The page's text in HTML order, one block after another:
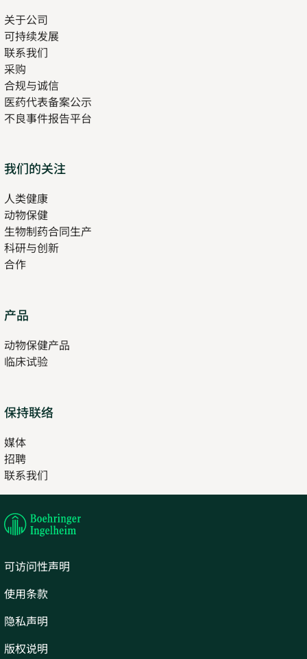
关于公司
可持续发展
联系我们
采购
合规与诚信
医药代表备案公示
不良事件报告平台
我们的关注
人类健康
new
tab
动物保健
生物制药合同生产
科研与创新
合作
产品
new
tab
动物保健产品
临床试验
保持联络
媒体
招聘
in
new
联系我们
in
tab
可访问性声明
使用条款
隐私声明
版权说明